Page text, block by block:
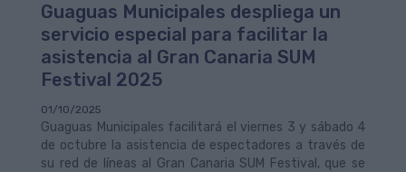
Guaguas Municipales despliega un
servicio especial para facilitar la
asistencia al Gran Canaria SUM
Festival 2025
01/10/2025
Guaguas Municipales facilitará el viernes 3 y sábado 4
de octubre la asistencia de espectadores a través de
su red de líneas al Gran Canaria SUM Festival, que se